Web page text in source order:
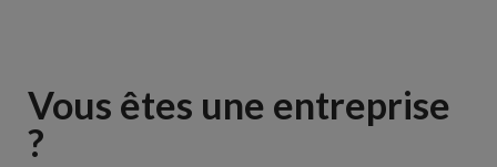
Vous êtes une entreprise
?